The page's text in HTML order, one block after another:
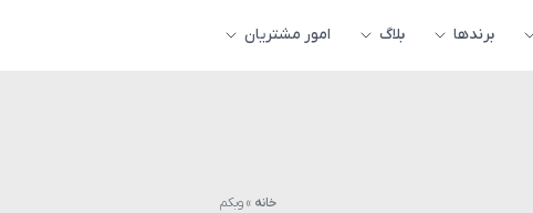
برندها بلاگ امور مشتریان
خانه »وبکم